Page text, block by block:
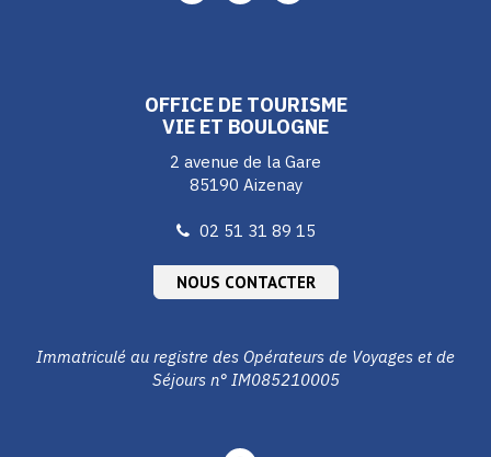
vers
vers
vers
OFFICE DE TOURISME
VIE ET BOULOGNE
2 avenue de la Gare
85190 Aizenay
02 51 31 89 15
NOUS CONTACTER
Immatriculé au registre des Opérateurs de Voyages et de
Séjours n° IM085210005